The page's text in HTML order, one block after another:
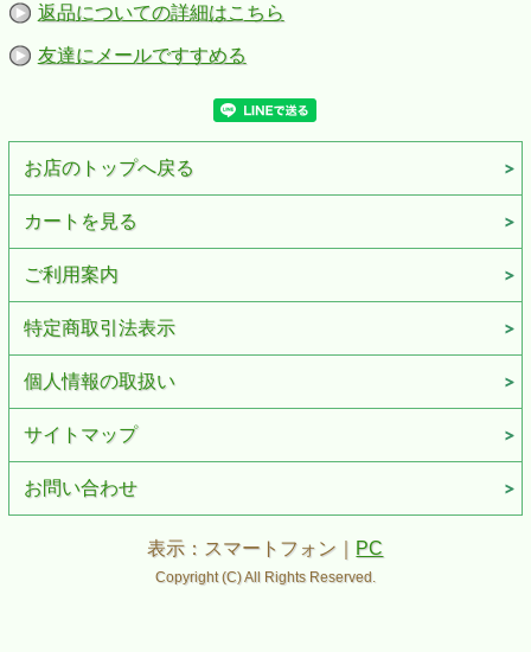
返品についての詳細はこちら
友達にメールですすめる
お店のトップへ戻る
カートを見る
ご利用案内
特定商取引法表示
個人情報の取扱い
サイトマップ
お問い合わせ
表示：スマートフォン｜ PC
Copyright (C) All Rights Reserved.